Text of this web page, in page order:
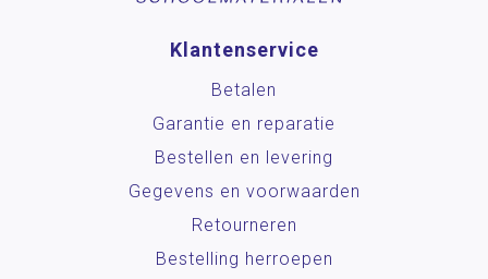
Klantenservice
Betalen
Garantie en reparatie
Bestellen en levering
Gegevens en voorwaarden
Retourneren
Bestelling herroepen